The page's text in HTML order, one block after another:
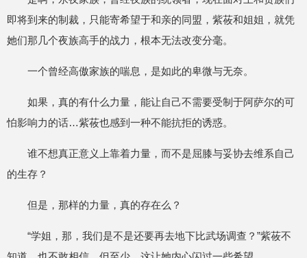
即将到来的制裁，只能寄希望于和亲的同盟，紫莜和姐姐，就凭
她们那几个夜族高手的战力，根本无法改变分毫。
一个曾经高傲家族的喘息，是如此的卑微与无奈。
如果，真的有什么力量，能让自己不需要受制于阿萨尔的可
怕影响力的话…紫莜也感到一种不能抗拒的诱惑。
谁不想真正意义上靠着力量，而不是屈膝与妥协去维系自己
的生存？
但是，那样的力量，真的存在么？
“学姐，那，我们是不是还要再去地下比武场调查？”紫莜不